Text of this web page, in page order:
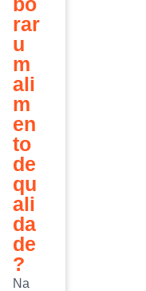
rar
u
m
ali
m
en
to
de
qu
ali
da
de
?
Na